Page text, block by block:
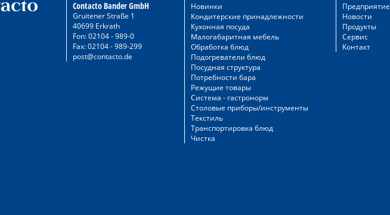
Contacto Bander GmbH
Gruitener Straße 1
40699 Erkrath
Fon: 02104 - 989-0
Fax: 02104 - 989-299
post@contacto.de
Новинки
Кондитерские принадлежности
Кухонная посуда
Малогабаритная мебель
Обработка блюд
Подогреватели блюд
Посудная структура
Потребности бара
Режущие товары
Система - гастронорм
Столовые приборы/инструменты
Текстиль
Транспортировка блюд
Чистка
Предприятие
Новости
Продукты
Сервис
Контакт